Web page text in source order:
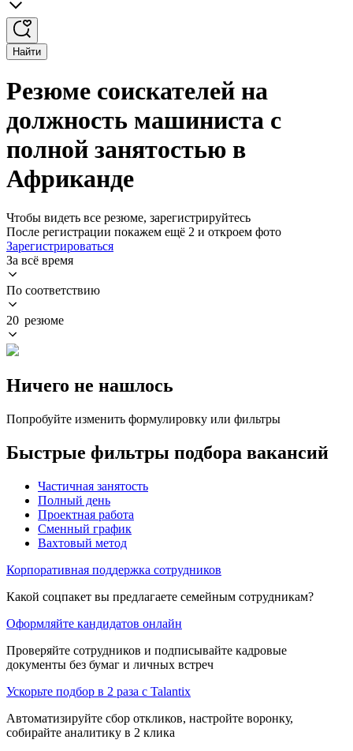
Найти
Резюме соискателей на
должность машиниста с
полной занятостью в
Африканде
Чтобы видеть все резюме, зарегистрируйтесь
После регистрации покажем ещё 2 и откроем фото
Зарегистрироваться
За всё время
По соответствию
20 резюме
Ничего не нашлось
Попробуйте изменить формулировку или фильтры
Быстрые фильтры подбора вакансий
Частичная занятость
Полный день
Проектная работа
Сменный график
Вахтовый метод
Корпоративная поддержка сотрудников
Какой соцпакет вы предлагаете семейным сотрудникам?
Оформляйте кандидатов онлайн
Проверяйте сотрудников и подписывайте кадровые
документы без бумаг и личных встреч
Ускорьте подбор в 2 раза с Talantix
Автоматизируйте сбор откликов, настройте воронку,
собирайте аналитику в 2 клика